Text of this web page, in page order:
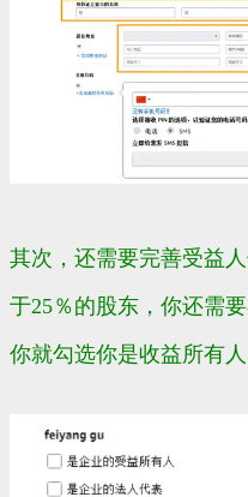
其次，还需要完善受益人
于25％的股东，你还需
你就勾选你是收益所有人